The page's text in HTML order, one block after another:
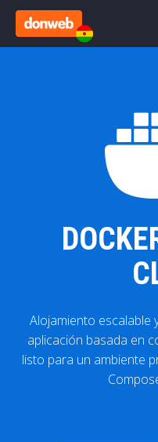
Alojamiento escalable
aplicación basada en
listo para un ambiente